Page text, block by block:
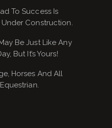
To Success Is
Construction.
Be Just Like Any
But It’s Yours!
Horses And All